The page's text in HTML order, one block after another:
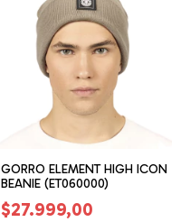
GORRO ELEMENT HIGH ICON
BEANIE (ET060000)
$27.999,00